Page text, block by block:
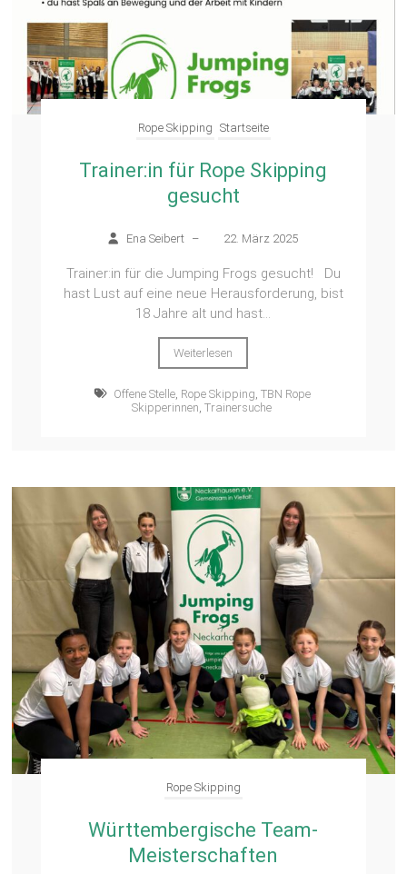
Rope Skipping Startseite
Trainer:in für Rope Skipping
gesucht
Ena Seibert – 22. März 2025
Trainer:in für die Jumping Frogs gesucht! Du
hast Lust auf eine neue Herausforderung, bist
18 Jahre alt und hast...
Weiterlesen
Offene Stelle, Rope Skipping,TBN Rope
Skipperinnen,Trainersuche
Rope Skipping
Württembergische Team-
Meisterschaften